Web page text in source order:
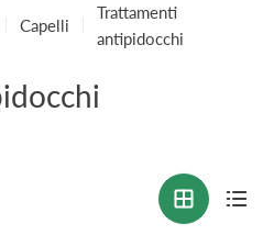
Capelli
Trattamenti
antipidocchi